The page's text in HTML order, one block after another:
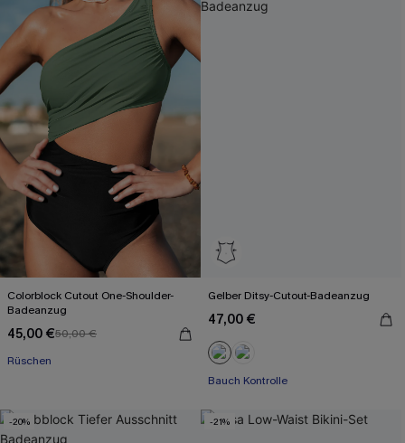
Colorblock Cutout One-Shoulder-
Badeanzug
45,00 €50,00 €
Rüschen
Gelber Ditsy-Cutout-Badeanzug
47,00 €
Bauch Kontrolle
-20% -21%